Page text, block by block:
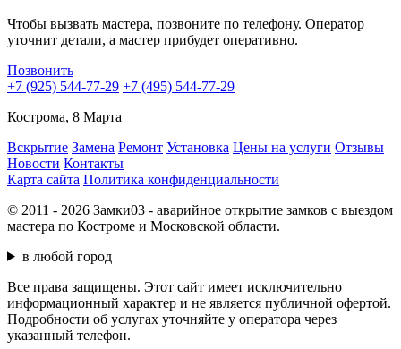
Чтобы вызвать мастера, позвоните по телефону. Оператор
уточнит детали, а мастер прибудет оперативно.
Позвонить
+7 (925) 544-77-29 +7 (495) 544-77-29
Кострома, 8 Марта
Вскрытие Замена Ремонт Установка Цены на услуги Отзывы
Новости Контакты
Карта сайта Политика конфиденциальности
© 2011 - 2026 Замки03 - аварийное открытие замков с выездом
мастера по Костроме и Московской области.
в любой город
Все права защищены. Этот сайт имеет исключительно
информационный характер и не является публичной офертой.
Подробности об услугах уточняйте у оператора через
указанный телефон.